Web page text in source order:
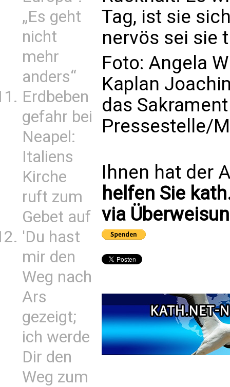
„Es geht
nicht
mehr
anders“
Erdbeben
gefahr bei
Neapel:
Italiens
Kirche
ruft zum
Gebet auf
'Du hast
mir den
Weg nach
Ars
gezeigt;
ich werde
Dir den
Weg zum
Tag, ist sie
nervös sei sie
Foto: Angela
Kaplan
das
Pressestelle/
Ihnen hat der
helfen Sie
via